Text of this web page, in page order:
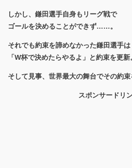
しかし、鎌田選手自身もリーグ戦で
ゴールを決めることができず……。
それでも約束を諦めなかった鎌田選手は
「W杯で決めたらやるよ」と約束を更新
そして見事、世界最大の舞台でその約束
スポンサードリ